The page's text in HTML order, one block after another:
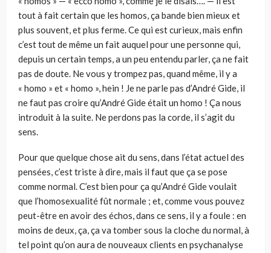
tout à fait certain que les homos, ça bande bien mieux et
plus souvent, et plus ferme. Ce qui est curieux, mais enfin
c’est tout de même un fait auquel pour une personne qui,
depuis un certain temps, a un peu entendu parler, ça ne fait
pas de doute. Ne vous y trompez pas, quand même, il y a
« homo » et « homo », hein ! Je ne parle pas d’André Gide, il
ne faut pas croire qu’André Gide était un homo ! Ça nous
introduit à la suite. Ne perdons pas la corde, il s’agit du
sens.
Pour que quelque chose ait du sens, dans l’état actuel des
pensées, c’est triste à dire, mais il faut que ça se pose
comme normal. C’est bien pour ça qu’André Gide voulait
que l’homosexualité fût normale ; et, comme vous pouvez
peut-être en avoir des échos, dans ce sens, il y a foule : en
moins de deux, ça, ça va tomber sous la cloche du normal, à
tel point qu’on aura de nouveaux clients en psychanalyse